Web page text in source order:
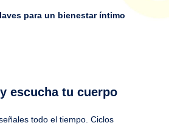
para un bienestar íntimo
escucha tu cuerpo
todo el tiempo. Ciclos